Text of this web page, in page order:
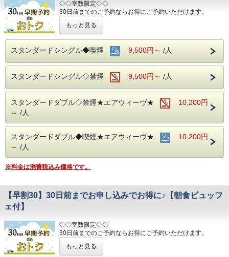
◇◇室数限定◇◇
30日前までのご予約ならお得にご予約いただけます。
☆先のご予定がお決まりのお客様には断然オトク☆
アルコール消毒を行っております。
える事が可能です。
清掃時は常に換気をして新鮮な空気に入れ替えておりま
～ビジネス・旅行に最高のロケーション～
JR名古屋駅から徒歩４分
名鉄名古屋駅のすぐ上
お財布にも優しい ＋ お客様にも優しいホテルです♪♪
もっと見る
スタンダードシングル◆喫煙 9,500円～ /人
スタンダードシングル◇禁煙 9,500円～ /人
スタンダードダブル◇禁煙★エアウィーヴ★
10,200円
～ /人
スタンダードダブル◆喫煙★エアウィーヴ★
10,200円
～ /人
※料金は消費税込み価格です。
【早割30】30日前までお申し込みでお得に♪【朝食ビュッフ
ェ付】
◇◇室数限定◇◇
30日前までのご予約ならお得にご予約いただけます。
☆先のご予定がお決まりのお客様には断然オトク☆
もっと見る